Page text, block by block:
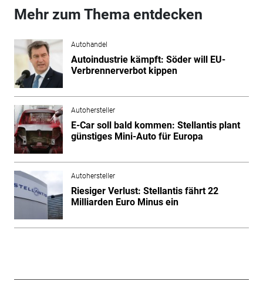
Mehr zum Thema entdecken
Autohandel
Autoindustrie kämpft: Söder will EU-
Verbrennerverbot kippen
Autohersteller
E-Car soll bald kommen: Stellantis plant
günstiges Mini-Auto für Europa
Autohersteller
Riesiger Verlust: Stellantis fährt 22
Milliarden Euro Minus ein